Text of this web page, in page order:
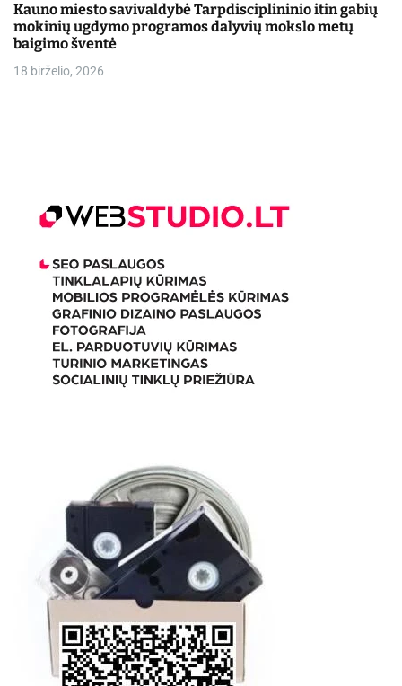
Kauno miesto savivaldybė Tarpdisciplininio itin gabių
mokinių ugdymo programos dalyvių mokslo metų
baigimo šventė
18 birželio, 2026